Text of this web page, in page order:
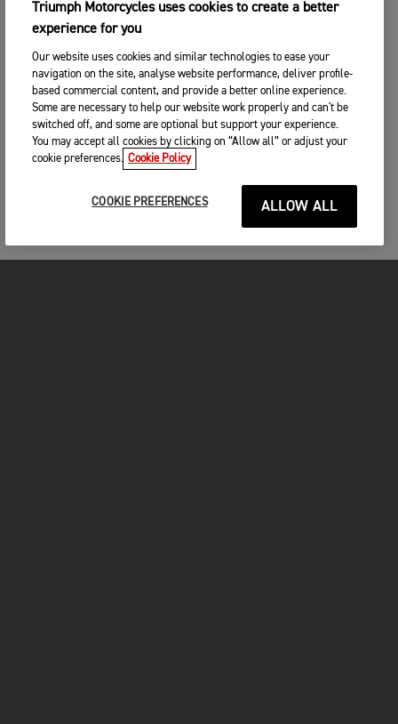
Triumph Motorcycles uses cookies to create a better
experience for you
Our website uses cookies and similar technologies to ease your
navigation on the site, analyse website performance, deliver profile-
based commercial content, and provide a better online experience.
Some are necessary to help our website work properly and can't be
switched off, and some are optional but support your experience.
You may accept all cookies by clicking on “Allow all” or adjust your
cookie preferences. Cookie Policy
COOKIE PREFERENCES ALLOW ALL